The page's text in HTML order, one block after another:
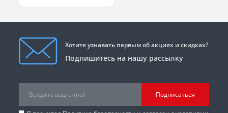
Хотите узнавать первым об акциях и скидках?
Подпишитесь на нашу рассылку
Подписаться